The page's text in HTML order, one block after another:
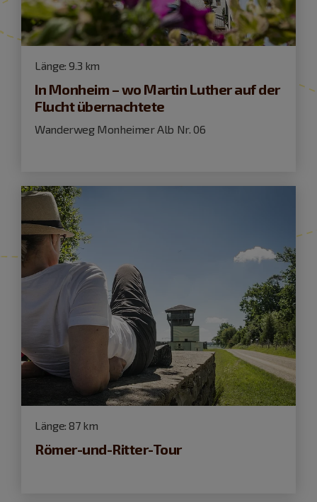
Länge: 9.3 km
In Monheim – wo Martin Luther auf der
Flucht übernachtete
Wanderweg Monheimer Alb Nr. 06
Länge: 87 km
Römer-und-Ritter-Tour